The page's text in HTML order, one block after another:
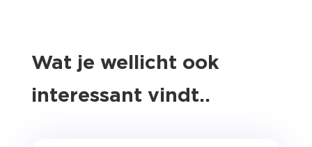
Wat je wellicht ook
interessant vindt..